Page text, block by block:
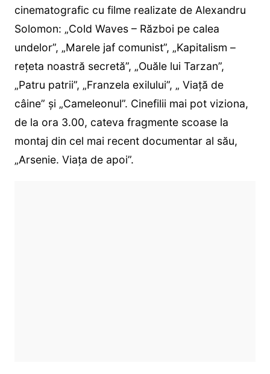
cinematografic cu filme realizate de Alexandru
Solomon: „Cold Waves – Război pe calea
undelor”, „Marele jaf comunist”, „Kapitalism –
reţeta noastră secretă”, „Ouăle lui Tarzan”,
„Patru patrii”, „Franzela exilului”, „ Viaţă de
câine” și „Cameleonul”. Cinefilii mai pot viziona,
de la ora 3.00, cateva fragmente scoase la
montaj din cel mai recent documentar al său,
„Arsenie. Viața de apoi”.